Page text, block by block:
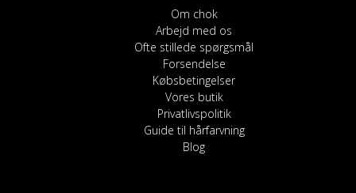
Om chok
Arbejd med os
Ofte stillede spørgsmål
Forsendelse
Købsbetingelser
Vores butik
Privatlivspolitik
Guide til hårfarvning
Blog